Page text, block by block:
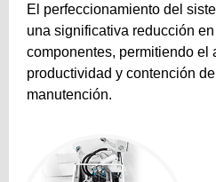
El perfeccionamiento del
una significativa reducción
componentes, permitiendo el
productividad y contención
manutención.